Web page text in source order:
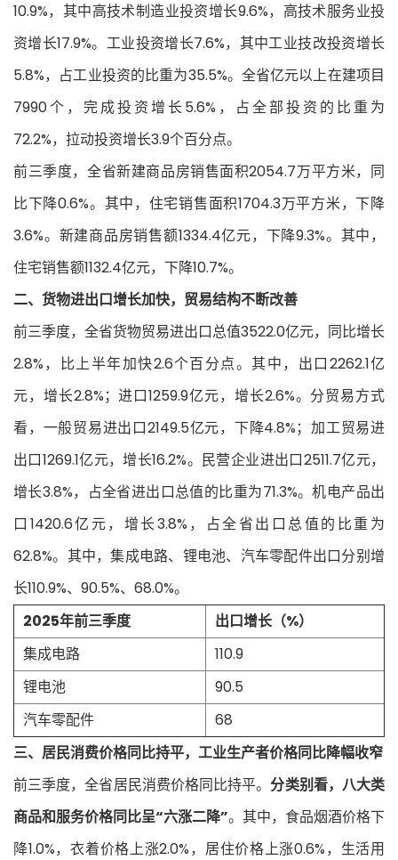
10.9%，其中高技术制造业投资增长9.6%，高技术服务业投
资增长17.9%。工业投资增长7.6%，其中工业技改投资增长
5.8%，占工业投资的比重为35.5%。全省亿元以上在建项目
7990个，完成投资增长5.6%，占全部投资的比重为
72.2%，拉动投资增长3.9个百分点。
前三季度，全省新建商品房销售面积2054.7万平方米，同
比下降0.6%。其中，住宅销售面积1704.3万平方米，下降
3.6%。新建商品房销售额1334.4亿元，下降9.3%。其中，
住宅销售额1132.4亿元，下降10.7%。
二、货物进出口增长加快，贸易结构不断改善
前三季度，全省货物贸易进出口总值3522.0亿元，同比增长
2.8%，比上半年加快2.6个百分点。其中，出口2262.1亿
元，增长2.8%；进口1259.9亿元，增长2.6%。分贸易方式
看，一般贸易进出口2149.5亿元，下降4.8%；加工贸易进
出口1269.1亿元，增长16.2%。民营企业进出口2511.7亿元，
增长3.8%，占全省进出口总值的比重为71.3%。机电产品出
口1420.6亿元，增长3.8%，占全省出口总值的比重为
62.8%。其中，集成电路、锂电池、汽车零配件出口分别增
长110.9%、90.5%、68.0%。
2025年前三季度
出口增长（%）
集成电路
110.9
锂电池
90.5
汽车零配件
68
三、居民消费价格同比持平，工业生产者价格同比降幅收窄
前三季度，全省居民消费价格同比持平。分类别看，八大类
商品和服务价格同比呈“六涨二降”。其中，食品烟酒价格下
降1.0%，衣着价格上涨2.0%，居住价格上涨0.6%，生活用